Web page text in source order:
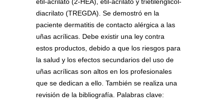
etil-acrilato (2-HEA), etil-acrilato y trietilenglicol-
diacrilato (TREGDA). Se demostró en la
paciente dermatitis de contacto alérgica a las
uñas acrílicas. Debe existir una ley contra
estos productos, debido a que los riesgos para
la salud y los efectos secundarios del uso de
uñas acrílicas son altos en los profesionales
que se dedican a ello. También se realiza una
revisión de la bibliografía. Palabras clave: